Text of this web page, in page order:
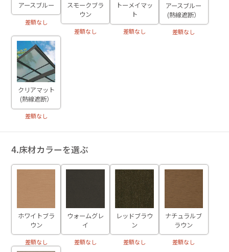
アースブルー
差額なし
スモークブラ
ウン
差額なし
トーメイマッ
ト
差額なし
アースブルー
(熱線遮断）
差額なし
クリアマット
(熱線遮断）
差額なし
4.床材カラーを選ぶ
ホワイトブラ
ウン
差額なし
ウォームグレ
イ
差額なし
レッドブラウ
ン
差額なし
ナチュラルブ
ラウン
差額なし